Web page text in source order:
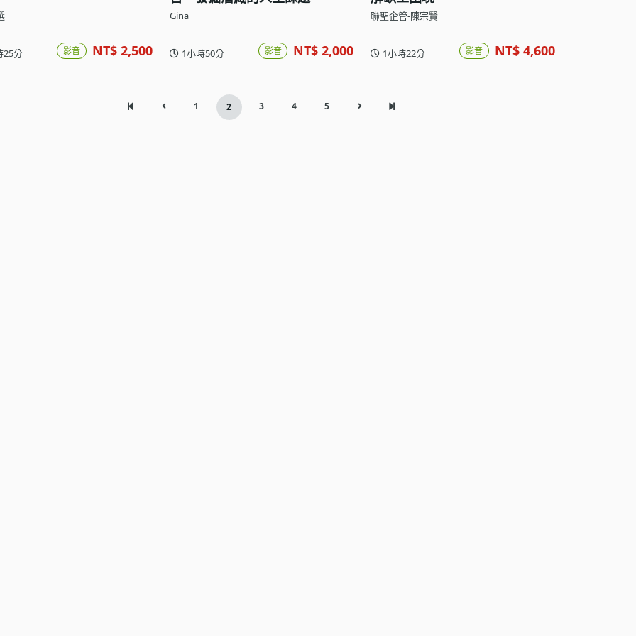
25分 影音 NT$ 2,500
Gina
1小時50分 影音 NT$ 2,000
聯聖企管-陳宗賢
1小時22分 影音 NT$ 4,600
1 2 3 4 5